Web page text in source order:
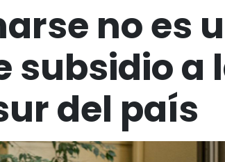
no es
subsidio a
del país